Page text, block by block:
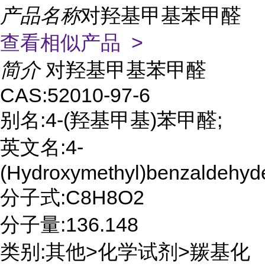
产品名称对羟基甲基苯甲醛
查看相似产品 >
简介 对羟基甲基苯甲醛
CAS:52010-97-6
别名:4-(羟基甲基)苯甲醛;
英文名:4-
分子式:C8H8O2
分子量:136.148
类别:其他>化学试剂>羰基化